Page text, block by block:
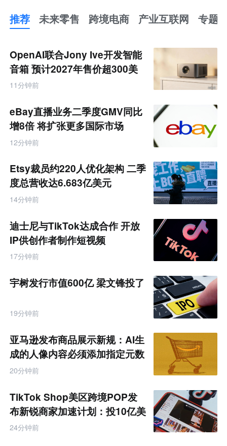
推荐 未来零售 跨境电商 产业互联网 专题
来
零
售
跨
境
产
业
互
联
网
OpenAI联合Jony Ive开发智能
音箱 预计2027年售价超300美
元
11分钟前
eBay直播业务二季度GMV同比
增8倍 将扩张更多国际市场
12分钟前
Etsy裁员约220人优化架构 二季
度总营收达6.683亿美元
14分钟前
迪士尼与TikTok达成合作 开放
IP供创作者制作短视频
17分钟前
宇树发行市值600亿 梁文锋投了
19分钟前
亚马逊发布商品展示新规：AI生
成的人像内容必须添加指定元数
据
20分钟前
TikTok Shop美区跨境POP发
布新锐商家加速计划：投10亿美
金资源帮扶四类商家
24分钟前